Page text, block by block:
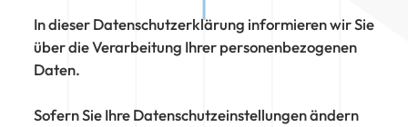
In dieser Datenschutzerklärung informieren wir Sie
über die Verarbeitung Ihrer personenbezogenen
Daten.
Sofern Sie Ihre Datenschutzeinstellungen ändern